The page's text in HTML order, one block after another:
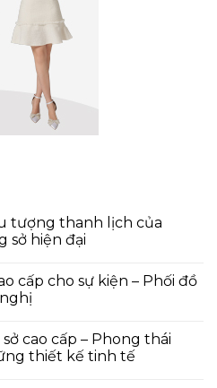
tượng thanh lịch của
sở hiện đại
cấp cho sự kiện – Phối đồ
cao cấp – Phong thái
thiết kế tinh tế